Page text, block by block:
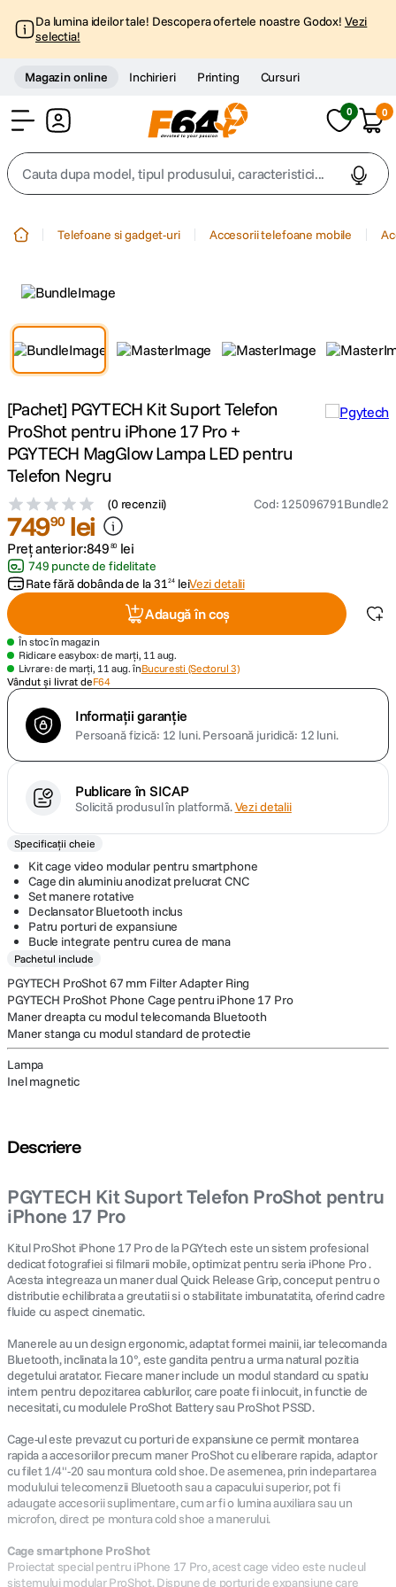
Da lumina ideilor tale! Descopera ofertele noastre Godox! Vezi
selectia!
Magazin online Inchirieri Printing Cursuri
0 0
Cauta dupa model, tipul produsului, caracteristici...
3. trepied telefon
5 . canon sx740 hs
6. lavaliera
7. card memorie
8. dji mic mini
10 . insta 360
Telefoane si gadget-uri Accesorii telefoane mobile
[Pachet] PGYTECH Kit Suport Telefon
ProShot pentru iPhone 17 Pro +
PGYTECH MagGlow Lampa LED pentru
Telefon Negru
(0 recenzii) Cod: 125096791Bundle2
74990 lei
Preț anterior:849 80 lei
749 puncte de fidelitate
Rate fără dobânda de la3124 leiVezi detalii
Adaugă în coș
În stoc în magazin
Ridicare easybox: de marți, 11 aug.
Livrare: de marți, 11 aug. înBucuresti (Sectorul 3)
Vândut și livrat deF64
Informații garanție
Persoană fizică: 12 luni.Persoană juridică: 12 luni.
Publicare în SICAP
Solicită produsul în platformă.Vezi detalii
Specificații cheie
Kit cage video modular pentru smartphone
Cage din aluminiu anodizat prelucrat CNC
Set manere rotative
Declansator Bluetooth inclus
Patru porturi de expansiune
Bucle integrate pentru curea de mana
Pachetul include
PGYTECH ProShot 67 mm Filter Adapter Ring
PGYTECH ProShot Phone Cage pentru iPhone 17 Pro
Maner dreapta cu modul telecomanda Bluetooth
Maner stanga cu modul standard de protectie
Lampa
Inel magnetic
Descriere
PGYTECH Kit Suport Telefon ProShot pentru
iPhone 17 Pro
Kitul ProShot iPhone 17 Pro de la PGYtech este un sistem profesional
dedicat fotografiei si filmarii mobile, optimizat pentru seria iPhone Pro .
Acesta integreaza un maner dual Quick Release Grip, conceput pentru o
distributie echilibrata a greutatii si o stabilitate imbunatatita, oferind cadre
fluide cu aspect cinematic.
Manerele au un design ergonomic, adaptat formei mainii, iar telecomanda
Bluetooth, inclinata la 10°, este gandita pentru a urma natural pozitia
degetului aratator. Fiecare maner include un modul standard cu spatiu
intern pentru depozitarea cablurilor, care poate fi inlocuit, in functie de
necesitati, cu modulele ProShot Battery sau ProShot PSSD.
Cage-ul este prevazut cu porturi de expansiune ce permit montarea
rapida a accesoriilor precum maner ProShot cu eliberare rapida, adaptor
cu filet 1/4"-20 sau montura cold shoe. De asemenea, prin indepartarea
modulului telecomenzii Bluetooth sau a capacului superior, pot fi
adaugate accesorii suplimentare, cum ar fi o lumina auxiliara sau un
microfon, direct pe montura cold shoe a manerului.
Cage smartphone ProShot
Proiectat special pentru iPhone 17 Pro, acest cage video este nucleul
sistemului modular ProShot. Dispune de porturi de expansiune care